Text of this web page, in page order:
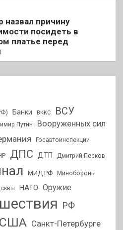
назвал причину
посидеть в
платье перед
Банки ВККС ВСУ
Путин Вооруженных сил
Госавтоинспекции
ДПС ДТП Дмитрий Песков
МИД РФ Минобороны
НАТО Оружие
РФ
США Санкт-Петербурге